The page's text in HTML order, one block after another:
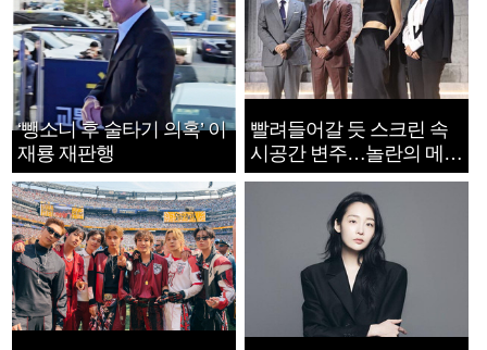
‘뺑소니 후 술타기 의혹’ 이
재룡 재판행
빨려들어갈 듯 스크린 속
시공간 변주…놀란의 메시
지는 ‘전쟁 속죄’